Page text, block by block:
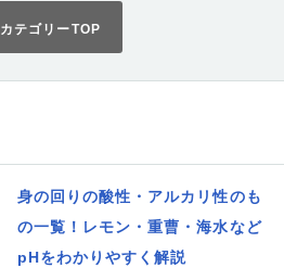
カテゴリーTOP
身の回りの酸性・アルカリ性のも
の一覧！レモン・重曹・海水など
pHをわかりやすく解説